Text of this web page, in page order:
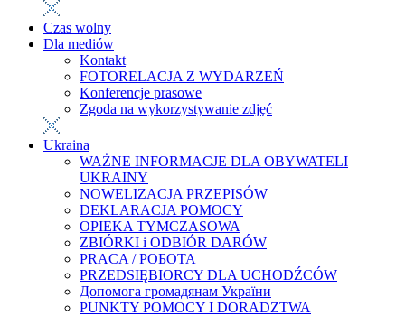
Czas wolny
Dla mediów
Kontakt
FOTORELACJA Z WYDARZEŃ
Konferencje prasowe
Zgoda na wykorzystywanie zdjęć
Ukraina
WAŻNE INFORMACJE DLA OBYWATELI
UKRAINY
NOWELIZACJA PRZEPISÓW
DEKLARACJA POMOCY
OPIEKA TYMCZASOWA
ZBIÓRKI i ODBIÓR DARÓW
PRACA / РОБОТА
PRZEDSIĘBIORCY DLA UCHODŹCÓW
Допомога громадянам України
PUNKTY POMOCY I DORADZTWA